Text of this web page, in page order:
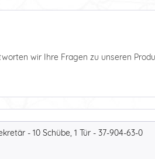
wir Ihre Fragen zu unseren